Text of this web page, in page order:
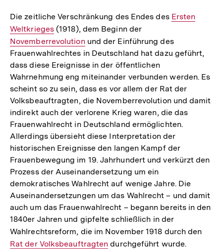
Die zeitliche Verschränkung des Endes des Interner
Ersten
Weltkrieges (1918), dem Beginn der
Link:
Novemberrevolutionund der Einführung des
Frauenwahlrechtes in Deutschland hat dazu geführt,
dass diese Ereignisse in der öffentlichen
Wahrnehmung eng miteinander verbunden werden. Es
scheint so zu sein, dass es vor allem der Rat der
Volksbeauftragten, die Novemberrevolution und damit
indirekt auch der verlorene Krieg waren, die das
Frauenwahlrecht in Deutschland ermöglichten.
Allerdings übersieht diese Interpretation der
historischen Ereignisse den langen Kampf der
Frauenbewegung im 19. Jahrhundert und verkürzt den
Prozess der Auseinandersetzung um ein
demokratisches Wahlrecht auf wenige Jahre. Die
Auseinandersetzungen um das Wahlrecht – und damit
auch um das Frauenwahlrecht – begann bereits in den
1840er Jahren und gipfelte schließlich in der
Wahlrechtsreform, die im November 1918 durch den
Rat der Volksbeauftragten durchgeführt wurde.